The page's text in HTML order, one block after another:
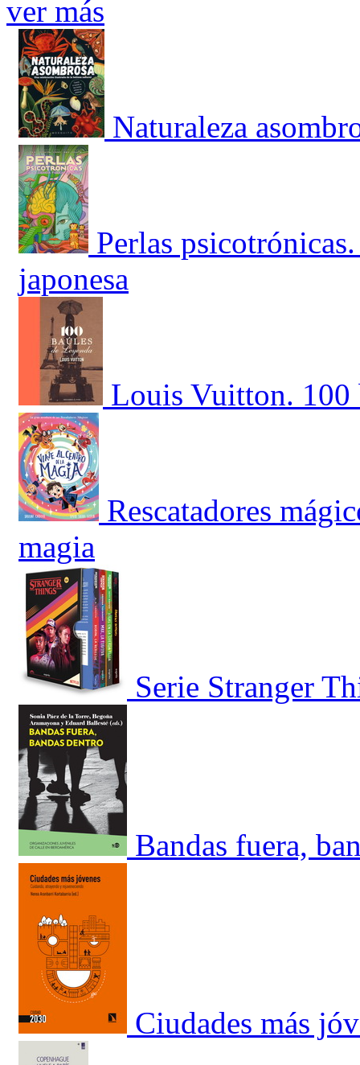
ver más
Naturaleza
Perlas
japonesa
Louis Vuitton. 100
Rescatadores
magia
Serie Stranger
Bandas fuera,
Ciudades más